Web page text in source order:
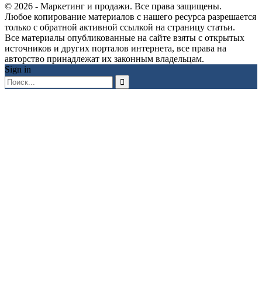
© 2026 - Маркетинг и продажи. Все права защищены.
Любое копирование материалов с нашего ресурса разрешается
только с обратной активной ссылкой на страницу статьи.
Все материалы опубликованные на сайте взяты с открытых
источников и других порталов интернета, все права на
авторство принадлежат их законным владельцам.
Sign in